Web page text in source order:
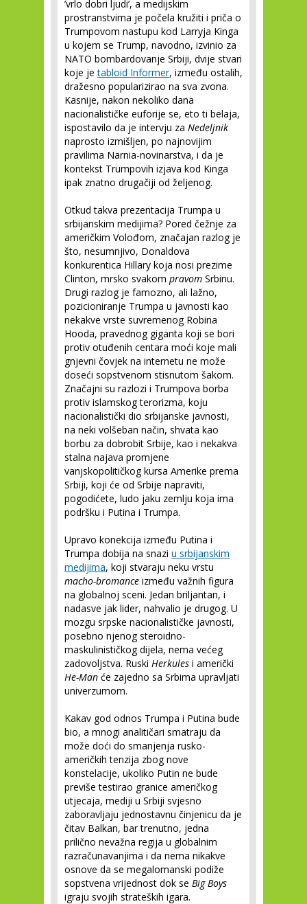
’vrlo dobri ljudi’, a medijskim
prostranstvima je počela kružiti i priča o
Trumpovom nastupu kod Larryja Kinga
u kojem se Trump, navodno, izvinio za
NATO bombardovanje Srbiji, dvije stvari
koje jetabloid Informer, između ostalih,
dražesno popularizirao na sva zvona.
Kasnije, nakon nekoliko dana
nacionalističke euforije se, eto ti belaja,
ispostavilo da je intervju za Nedeljnik
naprosto izmišljen, po najnovijim
pravilima Narnia-novinarstva, i da je
kontekst Trumpovih izjava kod Kinga
ipak znatno drugačiji od željenog.
Otkud takva prezentacija Trumpa u
srbijanskim medijima? Pored čežnje za
američkim Volođom, značajan razlog je
što, nesumnjivo, Donaldova
konkurentica Hillary koja nosi prezime
Clinton, mrsko svakom pravom Srbinu.
Drugi razlog je famozno, ali lažno,
pozicioniranje Trumpa u javnosti kao
nekakve vrste suvremenog Robina
Hooda, pravednog giganta koji se bori
protiv otuđenih centara moći koje mali
gnjevni čovjek na internetu ne može
doseći sopstvenom stisnutom šakom.
Značajni su razlozi i Trumpova borba
protiv islamskog terorizma, koju
nacionalistički dio srbijanske javnosti,
na neki volšeban način, shvata kao
borbu za dobrobit Srbije, kao i nekakva
stalna najava promjene
vanjskopolitičkog kursa Amerike prema
Srbiji, koji će od Srbije napraviti,
pogodićete, ludo jaku zemlju koja ima
podršku i Putina i Trumpa.
Upravo konekcija između Putina i
Trumpa dobija na snazi u srbijanskim
medijima, koji stvaraju neku vrstu
macho-bromance između važnih figura
na globalnoj sceni. Jedan briljantan, i
nadasve jak lider, nahvalio je drugog. U
mozgu srpske nacionalističke javnosti,
posebno njenog steroidno-
maskulinističkog dijela, nema većeg
zadovoljstva. Ruski Herkules i američki
He-Man će zajedno sa Srbima upravljati
univerzumom.
Kakav god odnos Trumpa i Putina bude
bio, a mnogi analitičari smatraju da
može doći do smanjenja rusko-
američkih tenzija zbog nove
konstelacije, ukoliko Putin ne bude
previše testirao granice američkog
utjecaja, mediji u Srbiji svjesno
zaboravljaju jednostavnu činjenicu da je
čitav Balkan, bar trenutno, jedna
prilično nevažna regija u globalnim
razračunavanjima i da nema nikakve
osnove da se megalomanski podiže
sopstvena vrijednost dok se Big Boys
igraju svojih strateških igara.